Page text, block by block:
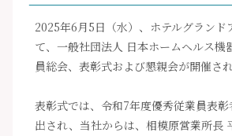
2025年6月5日（水）、ホテルグランド
て、一般社団法人 日本ホームヘルス機
員総会、表彰式および懇親会が開催され
表彰式では、令和7年度優秀従業員表
出され、当社からは、相模原営業所長